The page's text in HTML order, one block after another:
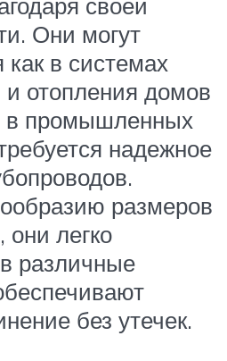
Они могут
как в системах
отопления домов
в промышленных
надежное
размеров
они легко
различные
без утечек.